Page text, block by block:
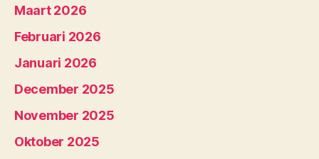
Maart 2026
Februari 2026
Januari 2026
December 2025
November 2025
Oktober 2025